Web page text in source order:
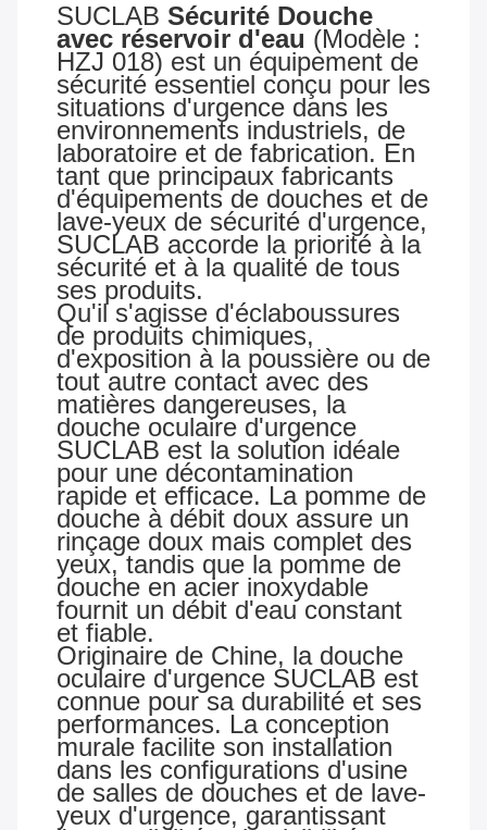
SUCLAB Sécurité Douche
avec réservoir d'eau (Modèle :
HZJ 018) est un équipement de
sécurité essentiel conçu pour les
situations d'urgence dans les
environnements industriels, de
laboratoire et de fabrication. En
tant que principaux fabricants
d'équipements de douches et de
lave-yeux de sécurité d'urgence,
SUCLAB accorde la priorité à la
sécurité et à la qualité de tous
ses produits.
Qu'il s'agisse d'éclaboussures
de produits chimiques,
d'exposition à la poussière ou de
tout autre contact avec des
matières dangereuses, la
douche oculaire d'urgence
SUCLAB est la solution idéale
pour une décontamination
rapide et efficace. La pomme de
douche à débit doux assure un
rinçage doux mais complet des
yeux, tandis que la pomme de
douche en acier inoxydable
fournit un débit d'eau constant
et fiable.
Originaire de Chine, la douche
oculaire d'urgence SUCLAB est
connue pour sa durabilité et ses
performances. La conception
murale facilite son installation
dans les configurations d'usine
de salles de douches et de lave-
yeux d'urgence, garantissant